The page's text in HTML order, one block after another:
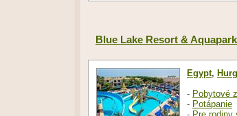
Blue Lake Resort & Aquapark
Egypt,
- Pobytové
- Potápanie